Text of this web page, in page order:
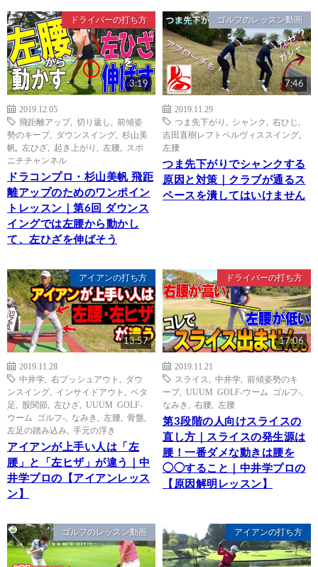
ドライバーの打ち方
3:19
2019.12.05
飛距離アップ, 切り返し
前傾姿
勢のキープ, ダウンスイング
杉山美
帆
左ひざ 起き上がり 左腰
スポ
ニチチャンネル
ドラコンプロ・杉山美帆 飛距
離アップのためのワンポイン
トレッスン｜第6回 ダウンス
イングでは左腰から動かし
て、左ひざを伸ばそう
ゴルフのレッスン動画
7:46
2019.11.29
つま先下がり
シャンク 右ひじ
吉田直樹レフトペルヴィススイング
左腰
つま先下がりでシャンクする
原因と対策｜クラブが通るス
ペースを潰してはいけません
アイアンの打ち方
13:57
2019.11.28
中井学
右プッシュアウト
ダウ
ンスイング
インサイドアウト
ベタ
足
股関節 左ひざ
UUUM GOLF-
ウーム ゴルフ-
なみき 左腰 骨盤
左足の踏み込み
手元の浮き
アイアンが上手い人は「左
腰」と「左ヒザ」が違う｜中
井学プロの【アイアンレッス
ン】
ドライバーの打ち方
17:06
2019.11.21
スライス
中井学
前傾姿勢のキ
ープ, UUUM GOLF-ウーム ゴルフ-
なみき
右腰 左腰
第3段階の人向けスライスの
直し方｜スライスの発生源は
腰！一番ダメな動きは腰を
◯◯すること｜中井学プロの
【原因解明レッスン】
ゴルフのレッスン動画 アイアンの打ち方